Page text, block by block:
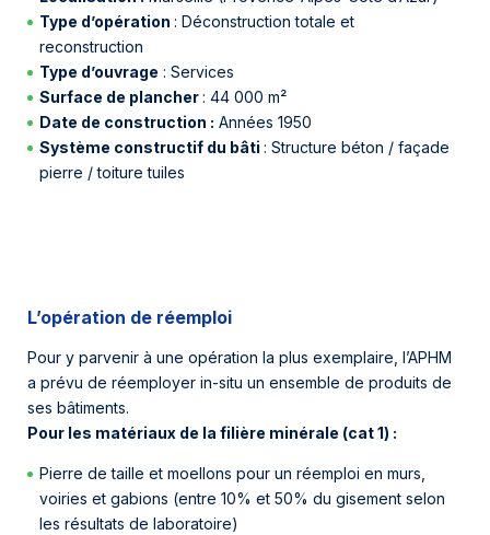
Type d’opération: Déconstruction totale et
reconstruction
Type d’ouvrage : Services
Surface de plancher: 44 000 m²
Date de construction : Années 1950
Système constructif du bâti: Structure béton / façade
pierre / toiture tuiles
L’opération de réemploi
Pour y parvenir à une opération la plus exemplaire, l’APHM
a prévu de réemployer in-situ un ensemble de produits de
ses bâtiments.
Pour les matériaux de la filière minérale (cat 1) :
Pierre de taille et moellons pour un réemploi en murs,
voiries et gabions (entre 10% et 50% du gisement selon
les résultats de laboratoire)